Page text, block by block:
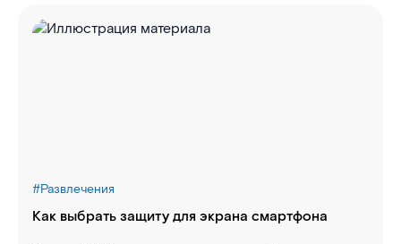
#Развлечения
Как выбрать защиту для экрана смартфона